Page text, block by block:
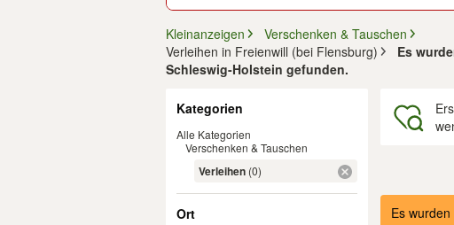
Kleinanzeigen
Verschenken & Tauschen
Verleihen in Freienwill (bei Flensburg)
Es
Schleswig-Holstein gefunden.
Kategorien
Alle Kategorien
Verschenken & Tauschen
Verleihen (0)
Ort
Ergebnisse
Es